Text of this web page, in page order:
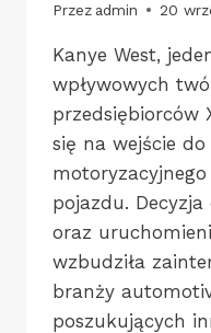
Przez admin 20
Kanye West,
wpływowych
przedsiębiorców
się na wejście
pojazdu.
oraz
wzbudziła
branży
poszukujących